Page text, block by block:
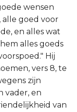
wensen
alle goed voor
en alles wat
alles goeds
Hij
vers 8, te
zijn
vader, en
van